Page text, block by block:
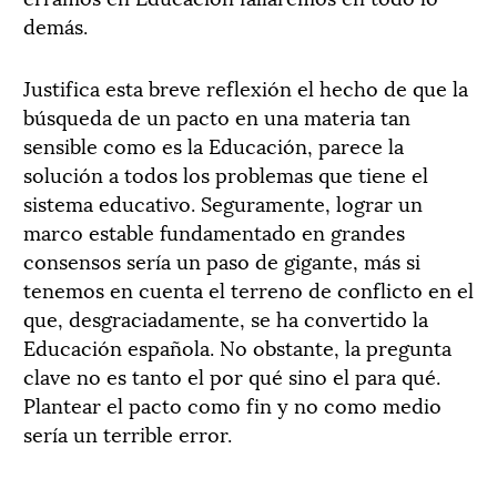
demás.
Justifica esta breve reflexión el hecho de que la
búsqueda de un pacto en una materia tan
sensible como es la Educación, parece la
solución a todos los problemas que tiene el
sistema educativo. Seguramente, lograr un
marco estable fundamentado en grandes
consensos sería un paso de gigante, más si
tenemos en cuenta el terreno de conflicto en el
que, desgraciadamente, se ha convertido la
Educación española. No obstante, la pregunta
clave no es tanto el por qué sino el para qué.
Plantear el pacto como fin y no como medio
sería un terrible error.